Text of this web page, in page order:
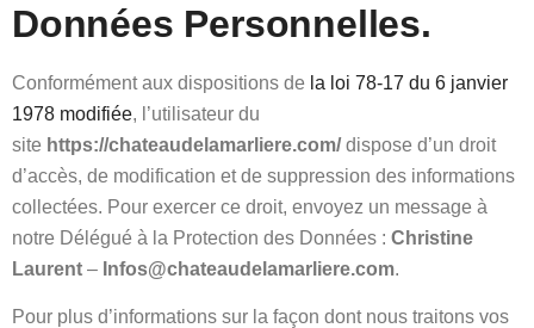
Données Personnelles.
Conformément aux dispositions de la loi 78-17 du 6 janvier
1978 modifiée, l’utilisateur du
site https://chateaudelamarliere.com/dispose d’un droit
d’accès, de modification et de suppression des informations
collectées. Pour exercer ce droit, envoyez un message à
notre Délégué à la Protection des Données : Christine
Laurent – Infos@chateaudelamarliere.com.
Pour plus d’informations sur la façon dont nous traitons vos